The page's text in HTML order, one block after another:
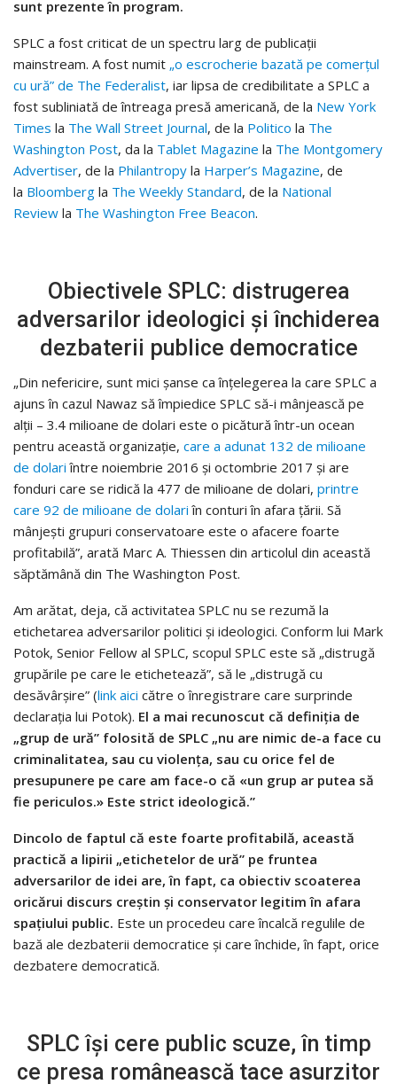
sunt prezente în program.
SPLC a fost criticat de un spectru larg de publicații
mainstream. A fost numit „o escrocherie bazată pe comerțul
cu ură” de The Federalist, iar lipsa de credibilitate a SPLC a
fost subliniată de întreaga presă americană, de la New York
Times la The Wall Street Journal, de la Politico la The
Washington Post, da la Tablet Magazine la The Montgomery
Advertiser, de la Philantropy la Harper’s Magazine, de
la Bloomberg la The Weekly Standard, de la National
Review la The Washington Free Beacon.
Obiectivele SPLC: distrugerea
adversarilor ideologici și închiderea
dezbaterii publice democratice
„Din nefericire, sunt mici șanse ca înțelegerea la care SPLC a
ajuns în cazul Nawaz să împiedice SPLC să-i mânjească pe
alții – 3.4 milioane de dolari este o picătură într-un ocean
pentru această organizație, care a adunat 132 de milioane
de dolari între noiembrie 2016 și octombrie 2017 și are
fonduri care se ridică la 477 de milioane de dolari, printre
care 92 de milioane de dolari în conturi în afara țării. Să
mânjești grupuri conservatoare este o afacere foarte
profitabilă”, arată Marc A. Thiessen din articolul din această
săptămână din The Washington Post.
Am arătat, deja, că activitatea SPLC nu se rezumă la
etichetarea adversarilor politici și ideologici. Conform lui Mark
Potok, Senior Fellow al SPLC, scopul SPLC este să „distrugă
grupările pe care le etichetează”, să le „distrugă cu
desăvârșire” (link aici către o înregistrare care surprinde
declarația lui Potok). El a mai recunoscut că definiția de
„grup de ură” folosită de SPLC „nu are nimic de-a face cu
criminalitatea, sau cu violența, sau cu orice fel de
presupunere pe care am face-o că «un grup ar putea să
fie periculos.» Este strict ideologică.”
Dincolo de faptul că este foarte profitabilă, această
practică a lipirii „etichetelor de ură” pe fruntea
adversarilor de idei are, în fapt, ca obiectiv scoaterea
oricărui discurs creștin și conservator legitim în afara
spațiului public. Este un procedeu care încalcă regulile de
bază ale dezbaterii democratice și care închide, în fapt, orice
dezbatere democratică.
SPLC își cere public scuze, în timp
ce presa românească tace asurzitor